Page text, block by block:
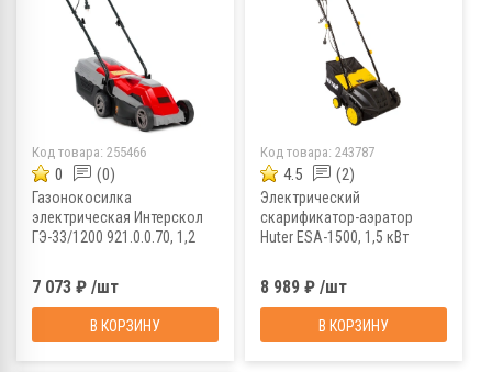
Код товара: 255466
0 (0)
Газонокосилка
электрическая Интерскол
ГЭ-33/1200 921.0.0.70, 1,2
7 073 ₽ /шт
В КОРЗИНУ
Код товара: 243787
4.5 (2)
Электрический
скарификатор-аэратор
Huter ESA-1500, 1,5 кВт
8 989 ₽ /шт
В КОРЗИНУ